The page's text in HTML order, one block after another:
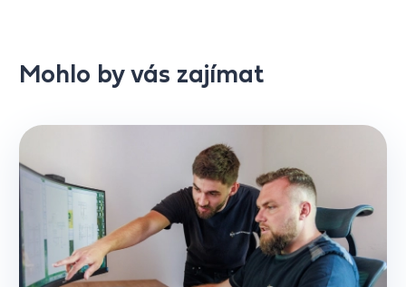
Mohlo by vás zajímat